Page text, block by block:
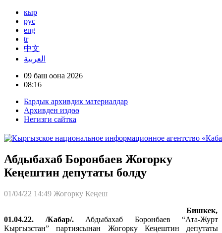
кыр
рус
eng
tr
中文
العربية
09 баш оона 2026
08:16
Бардык архивдик материалдар
Архивден издөө
Негизги сайтка
Абдыбахаб Боронбаев Жогорку
Кеңештин депутаты болду
01/04/22 14:49 Жогорку Кеңеш
Бишкек,
01.04.22. /Кабар/.Абдыбахаб Боронбаев “Ата-Журт
Кыргызстан” партиясынан Жогорку Кеңештин депутаты